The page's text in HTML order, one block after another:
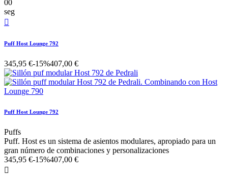
00
seg

Puff Host Lounge 792
345,95 €-15%407,00 €
Puff Host Lounge 792
Puffs
Puff. Host es un sistema de asientos modulares, apropiado para un
gran número de combinaciones y personalizaciones
345,95 €-15%407,00 €
